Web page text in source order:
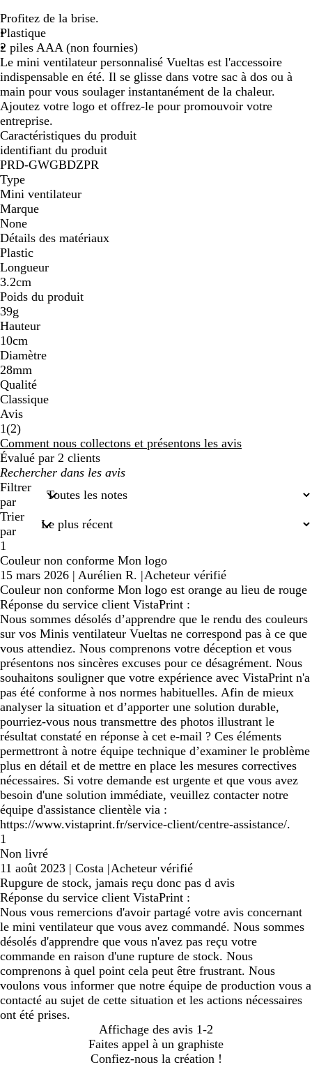
a
n
c
Profitez de la brise.
Plastique
2 piles AAA (non fournies)
Le mini ventilateur personnalisé Vueltas est l'accessoire
indispensable en été. Il se glisse dans votre sac à dos ou à
main pour vous soulager instantanément de la chaleur.
Ajoutez votre logo et offrez-le pour promouvoir votre
entreprise.
Caractéristiques du produit
identifiant du produit
PRD-GWGBDZPR
Type
Mini ventilateur
Marque
None
Détails des matériaux
Plastic
Longueur
3.2cm
Poids du produit
39g
Hauteur
10cm
Diamètre
28mm
Qualité
Classique
Avis
1(22
avis
)
Comment nous collectons et présentons les avis
Évalué par 2 clients
Mes
recherches
saisies
Filtrer
par
Trier
par
1
Couleur non conforme Mon logo
15 mars 2026 | Aurélien R. |Acheteur vérifié
Couleur non conforme Mon logo est orange au lieu de rouge
Réponse du service client VistaPrint :
Nous sommes désolés d’apprendre que le rendu des couleurs
sur vos Minis ventilateur Vueltas ne correspond pas à ce que
vous attendiez. Nous comprenons votre déception et vous
présentons nos sincères excuses pour ce désagrément. Nous
souhaitons souligner que votre expérience avec VistaPrint n'a
pas été conforme à nos normes habituelles. Afin de mieux
analyser la situation et d’apporter une solution durable,
pourriez-vous nous transmettre des photos illustrant le
résultat constaté en réponse à cet e-mail ? Ces éléments
permettront à notre équipe technique d’examiner le problème
plus en détail et de mettre en place les mesures correctives
nécessaires. Si votre demande est urgente et que vous avez
besoin d'une solution immédiate, veuillez contacter notre
équipe d'assistance clientèle via :
https://www.vistaprint.fr/service-client/centre-assistance/.
1
Non livré
11 août 2023 | Costa |Acheteur vérifié
Rupgure de stock, jamais reçu donc pas d avis
Réponse du service client VistaPrint :
Nous vous remercions d'avoir partagé votre avis concernant
le mini ventilateur que vous avez commandé. Nous sommes
désolés d'apprendre que vous n'avez pas reçu votre
commande en raison d'une rupture de stock. Nous
comprenons à quel point cela peut être frustrant. Nous
voulons vous informer que notre équipe de production vous a
contacté au sujet de cette situation et les actions nécessaires
ont été prises.
Affichage des avis 1-2
Faites appel à un graphiste
Confiez-nous la création !